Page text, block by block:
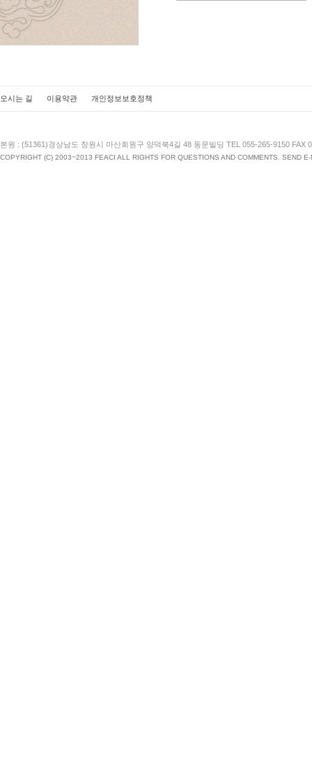
오시는 길 이용약관 개인정보보호정책
본원 : (51361)경상남도 창원시 마산회원구 양덕북4길 48 동문빌딩 TEL 055-265-9150 FAX
COPYRIGHT (C) 2003~2013 FEACI ALL RIGHTS FOR QUESTIONS AND COMMENTS. SEND